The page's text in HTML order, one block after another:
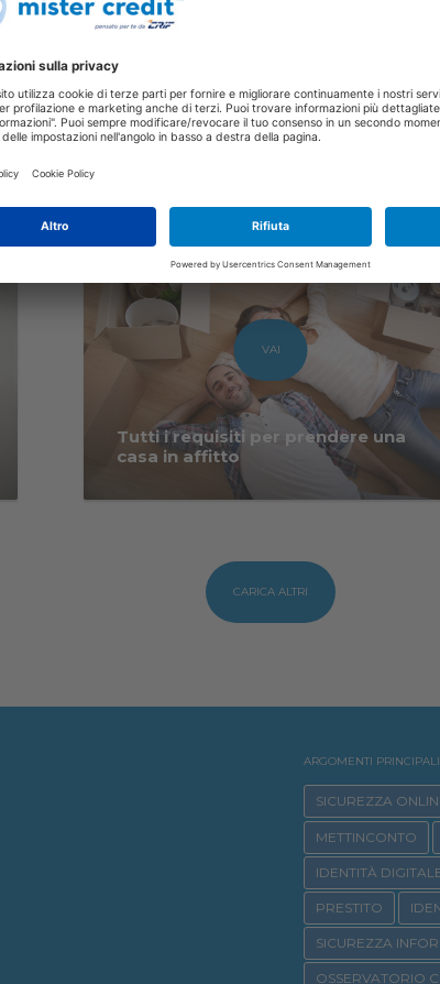
Bonus Affitto Giovani 2024: cos'è
e come richiederlo
Tutti i requisiti per prendere una
casa in affitto
VAI
CARICA ALTRI
ARGOMENTI PRINCIPALI
SICUREZZA
METTINCONTO
IDENTITÀ
PRESTITO
SICUREZZA
OSSERVATORIO